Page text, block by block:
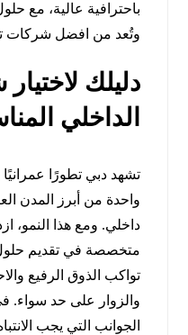
باحترافية عالية، مع
وتُعد من افضل شركات
دليلك
الداخلي
تشهد دبي تطورًا
واحدة من أبرز المدن
داخلي. ومع هذا النمو،
متخصصة في تقديم
تواكب الذوق الرفيع
والزوار على حد سواء.
الجوانب التي يجب